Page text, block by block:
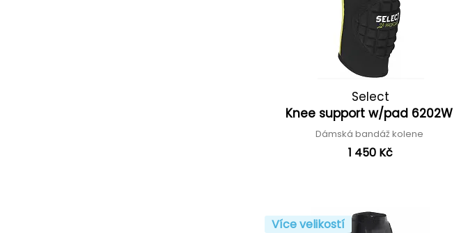
Select
Knee support w/pad 6202W
Dámská bandáž kolene
1 450 Kč
Více velikostí